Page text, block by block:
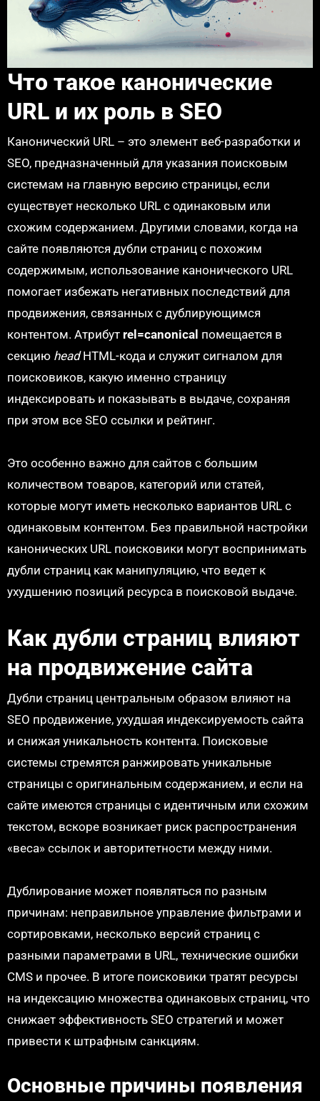
Что такое канонические
URL и их роль в SEO
Канонический URL – это элемент веб-разработки и
SEO, предназначенный для указания поисковым
системам на главную версию страницы, если
существует несколько URL с одинаковым или
схожим содержанием. Другими словами, когда на
сайте появляются дубли страниц с похожим
содержимым, использование канонического URL
помогает избежать негативных последствий для
продвижения, связанных с дублирующимся
контентом. Атрибут rel=canonical помещается в
секцию headHTML-кода и служит сигналом для
поисковиков, какую именно страницу
индексировать и показывать в выдаче, сохраняя
при этом все SEO ссылки и рейтинг.
Это особенно важно для сайтов с большим
количеством товаров, категорий или статей,
которые могут иметь несколько вариантов URL с
одинаковым контентом. Без правильной настройки
канонических URL поисковики могут воспринимать
дубли страниц как манипуляцию, что ведет к
ухудшению позиций ресурса в поисковой выдаче.
Как дубли страниц влияют
на продвижение сайта
Дубли страниц центральным образом влияют на
SEO продвижение, ухудшая индексируемость сайта
и снижая уникальность контента. Поисковые
системы стремятся ранжировать уникальные
страницы с оригинальным содержанием, и если на
сайте имеются страницы с идентичным или схожим
текстом, вскоре возникает риск распространения
«веса» ссылок и авторитетности между ними.
Дублирование может появляться по разным
причинам: неправильное управление фильтрами и
сортировками, несколько версий страниц с
разными параметрами в URL, технические ошибки
CMS и прочее. В итоге поисковики тратят ресурсы
на индексацию множества одинаковых страниц, что
снижает эффективность SEO стратегий и может
привести к штрафным санкциям.
Основные причины появления